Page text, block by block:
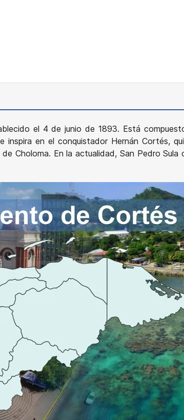
el 4 de junio de 1893. Está
en el conquistador Hernán Cortés,
Choloma. En la actualidad, San Pedro